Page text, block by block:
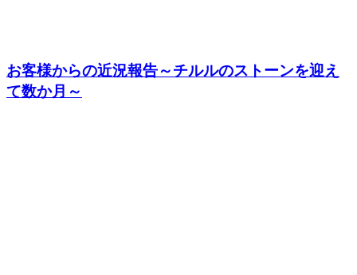
お客様からの近況報告～チルルのストーンを迎え
て数か月～